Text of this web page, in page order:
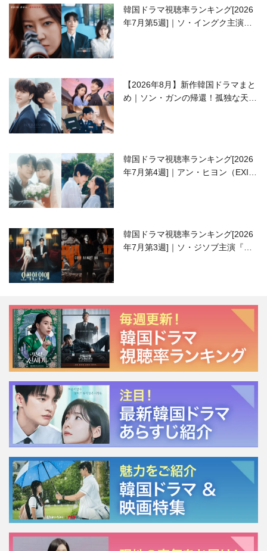
韓国ドラマ視聴率ランキング[2026
年7月第5週]｜ソ・イングク主演の
【2026年8月】新作韓国ドラマまと
め｜ソン・ガンの帰還！孤独な天才
韓国ドラマ視聴率ランキング[2026
年7月第4週]｜アン・ヒヨン（EXID
韓国ドラマ視聴率ランキング[2026
年7月第3週]｜ソ・ジソブ主演『エ